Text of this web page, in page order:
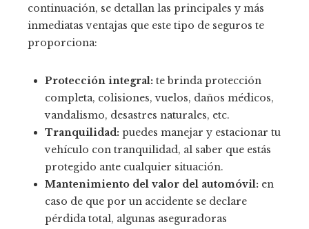
continuación, se detallan las principales y más
inmediatas ventajas que este tipo de seguros te
proporciona:
Protección integral: te brinda protección
completa, colisiones, vuelos, daños médicos,
vandalismo, desastres naturales, etc.
Tranquilidad: puedes manejar y estacionar tu
vehículo con tranquilidad, al saber que estás
protegido ante cualquier situación.
Mantenimiento del valor del automóvil: en
caso de que por un accidente se declare
pérdida total, algunas aseguradoras